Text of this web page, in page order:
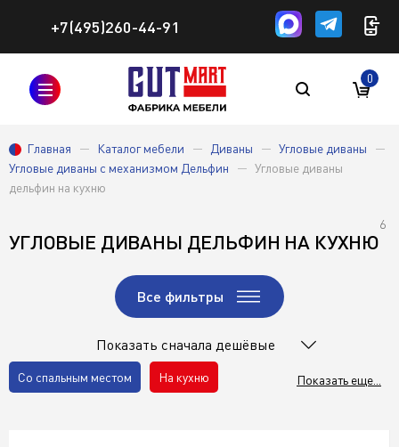
+7(495)260-44-91
0
Главная Каталог мебели Диваны
Угловые диваны
Угловые диваны с механизмом Дельфин
Угловые диваны
дельфин на кухню
УГЛОВЫЕ ДИВАНЫ ДЕЛЬФИН НА КУХНЮ
6
Все фильтры
Показать сначала дешёвые
Показать еще...
Со спальным местом На кухню